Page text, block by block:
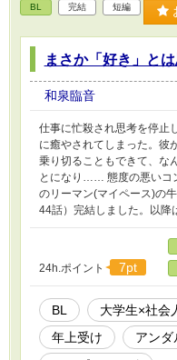
BL 完結 短編
まさか「好き」と
和泉臨音
仕事に忙殺され思考を停止
に癒やされてしまった。彼
乗り切ることもできて、な
とになり…… 態度の悪いコ
のリーマン(マイペース)の
44話）完結しました。以降
24h.ポイント 7pt
BL 大学生×社会
年上受け
アン